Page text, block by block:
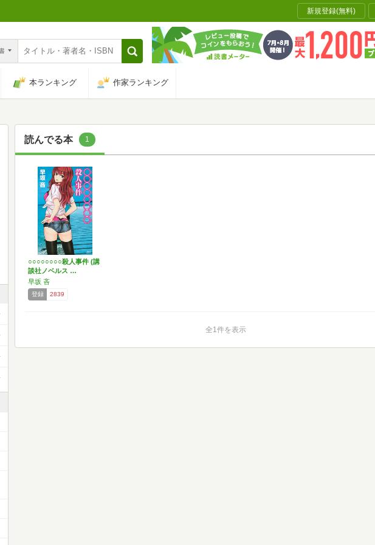
新規登録(無料)
本ランキング 作家ランキング
読んでる本 1
○○○○○○○○殺人事件 (講
談社ノベルス …
早坂 吝
登録 2839
全1件を表示